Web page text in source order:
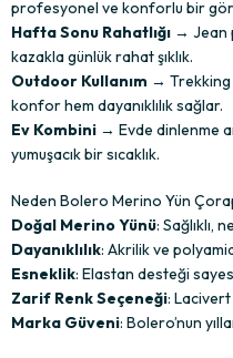
profesyonel ve konforlu bir
Hafta Sonu Rahatlığı → Jean
kazakla günlük rahat şıklık.
Outdoor Kullanım → Trekking
konfor hem dayanıklılık sağlar.
Ev Kombini → Evde dinlenme
yumuşacık bir sıcaklık.
Neden Bolero Merino Yün
Doğal Merino Yünü: Sağlıklı,
Dayanıklılık: Akrilik ve
Esneklik: Elastan desteği
Zarif Renk Seçeneği:
Marka Güveni: Bolero’nun